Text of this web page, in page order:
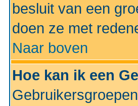
besluit van een
doen ze met
Naar boven
Hoe kan ik een